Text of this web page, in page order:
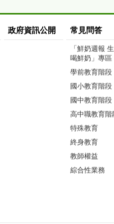
政府資訊公開 常見問答
「鮮奶週報
喝鮮奶」專區
學前教育階段
國小教育階段
國中教育階段
高中職教育階
特殊教育
終身教育
教師權益
綜合性業務